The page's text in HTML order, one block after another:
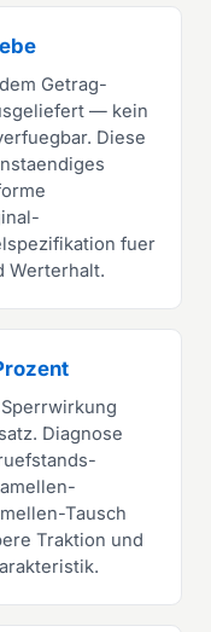
Getrag-
— kein
Diese
fuer
Werterhalt.
Diagnose
Tausch
Traktion und